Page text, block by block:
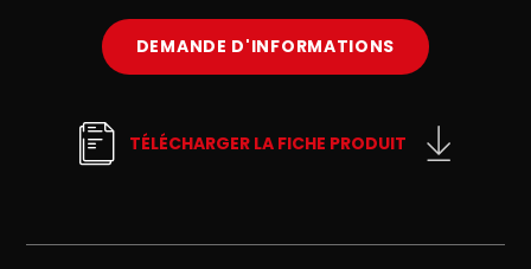
DEMANDE D'INFORMATIONS
TÉLÉCHARGER LA FICHE PRODUIT